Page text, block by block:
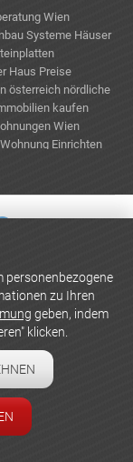
Wien
Systeme Häuser
Haus Preise
österreich nördliche
kaufen
Wien
Wohnung Einrichten
personenbezogene
zu Ihren
geben, indem
klicken.